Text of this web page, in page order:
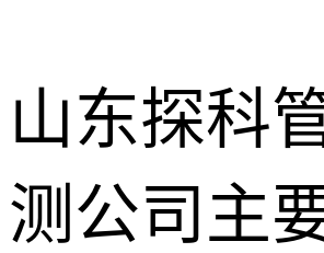
山东探科
测公司主
地下暗管漏